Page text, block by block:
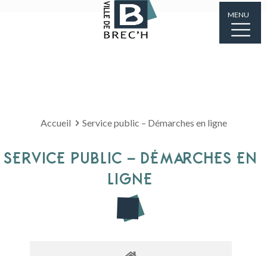
MENU
Accueil Service public – Démarches en ligne
SERVICE PUBLIC – DÉMARCHES EN
LIGNE